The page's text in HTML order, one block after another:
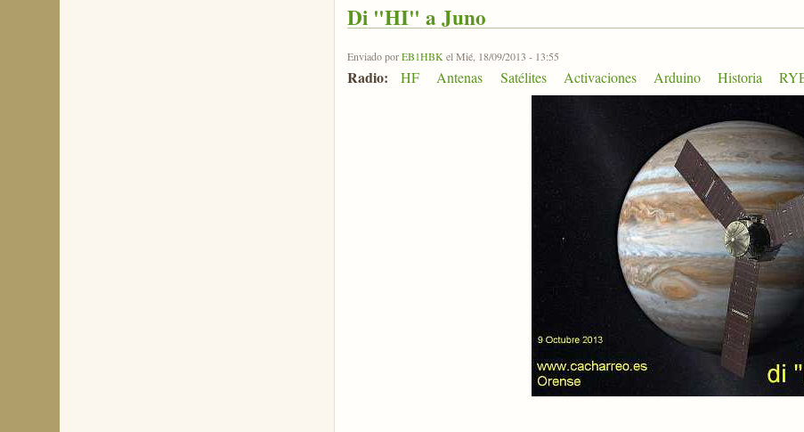
Di "HI" a Juno
Enviado porEB1HBK el Mié, 18/09/2013 - 13:55
Radio: HF Antenas Satélites Activaciones Arduino Historia